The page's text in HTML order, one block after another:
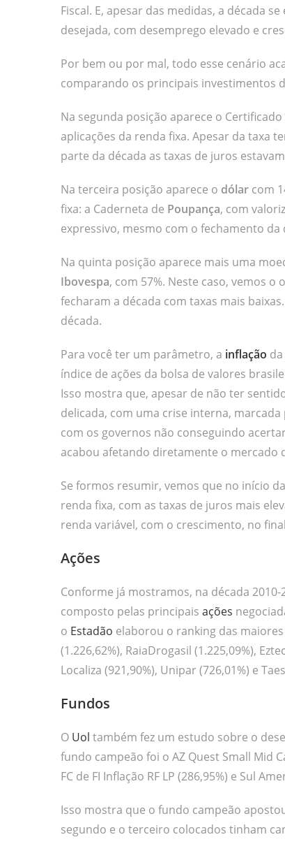
Fiscal. E, apesar das medidas, a década
desejada, com desemprego elevado e
Por bem ou por mal, todo esse cenário
comparando os principais investimentos
Na segunda posição aparece o
aplicações da renda fixa. Apesar da taxa
parte da década as taxas de juros
Na terceira posição aparece o dólarcom
fixa: a Caderneta de Poupança, com
expressivo, mesmo com o fechamento da
Na quinta posição aparece mais uma
Ibovespa, com 57%. Neste caso, vemos
fecharam a década com taxas mais
década.
Para você ter um parâmetro, a inflação
índice de ações da bolsa de valores
Isso mostra que, apesar de não ter
delicada, com uma crise interna,
com os governos não conseguindo
acabou afetando diretamente o mercado
Se formos resumir, vemos que no início
renda fixa, com as taxas de juros mais
renda variável, com o crescimento, no
Ações
Conforme já mostramos, na década
composto pelas principais ações
o Estadão elaborou o ranking das maiores
(1.226,62%), RaiaDrogasil (1.225,09%),
Localiza (921,90%), Unipar (726,01%) e
Fundos
O Uol também fez um estudo sobre o
fundo campeão foi o AZ Quest Small Mid
FC de FI Inflação RF LP (286,95%) e Sul
Isso mostra que o fundo campeão
segundo e o terceiro colocados tinham